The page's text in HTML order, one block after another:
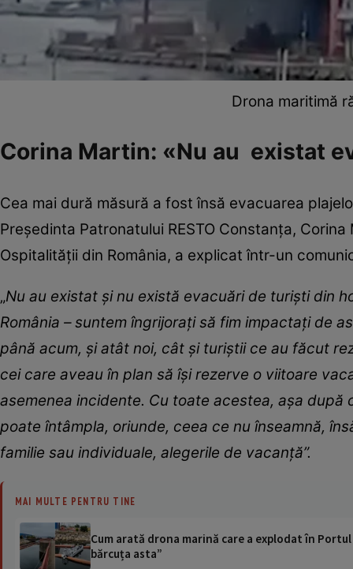
Drona maritimă
Corina Martin: «Nu au existat
Cea mai dură măsură a fost însă evacuarea
Preşedinta Patronatului RESTO Constanţa,
Ospitalităţii din România, a explicat într-un
„Nu au existat şi nu există evacuări de turişti din
România – suntem îngrijoraţi să fim impactaţi de
până acum, şi atât noi, cât şi turiştii ce au făcut
cei care aveau în plan să îşi rezerve o viitoare
asemenea incidente. Cu toate acestea, aşa
poate întâmpla, oriunde, ceea ce nu înseamnă,
familie sau individuale, alegerile de vacanţă”.
MAI MULTE PENTRU TINE
Cum arată drona marină care a explodat în
bărcuța asta”